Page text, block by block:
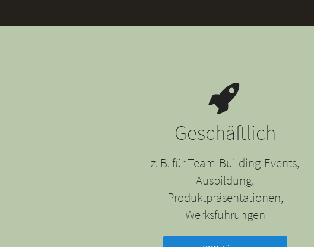
Geschäftlich
z. B. für Team-Building-Events,
Ausbildung,
Produktpräsentationen,
Werksführungen